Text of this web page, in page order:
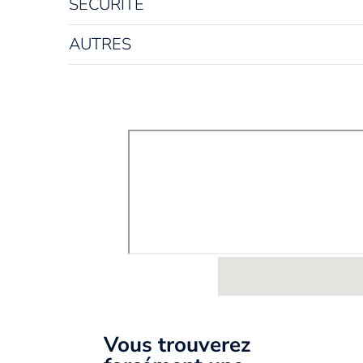
5portes
AUTRES
Vous trouverez